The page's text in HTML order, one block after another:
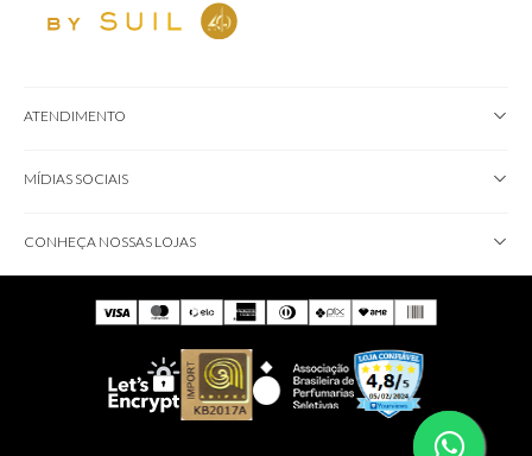
ATENDIMENTO
MÍDIAS SOCIAIS
CONHEÇA NOSSAS LOJAS